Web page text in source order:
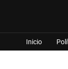
Inicio